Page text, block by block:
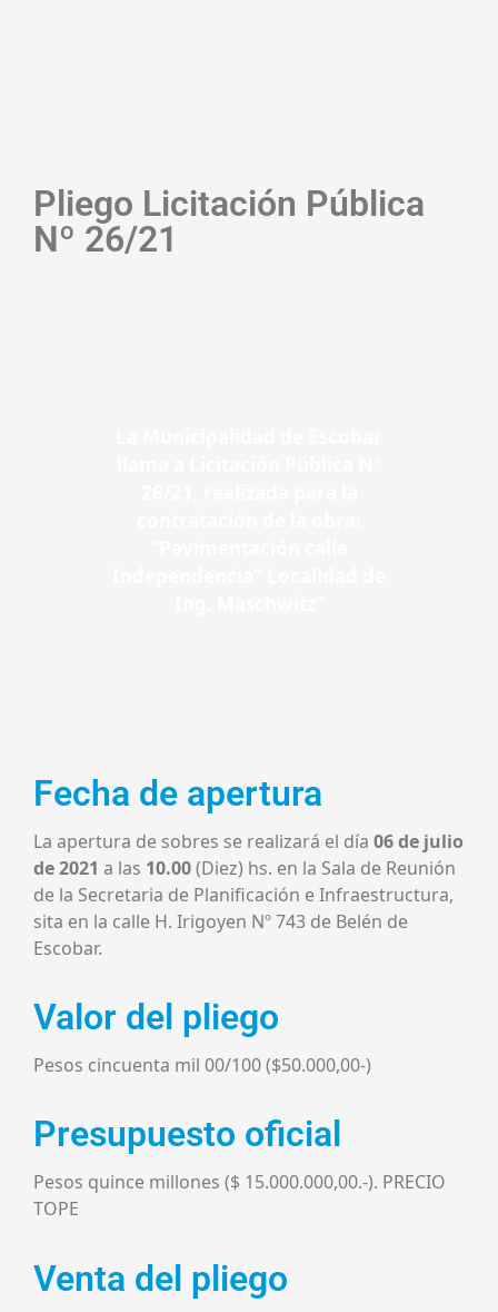
Pliego Licitación Pública
Nº 26/21
Fecha de apertura
La apertura de sobres se realizará el día 06 de julio
de 2021 a las 10.00(Diez) hs. en la Sala de Reunión
de la Secretaria de Planificación e Infraestructura,
sita en la calle H. Irigoyen Nº 743 de Belén de
Escobar.
Valor del pliego
Pesos cincuenta mil 00/100 ($50.000,00-)
Presupuesto oficial
Pesos quince millones ($ 15.000.000,00.-). PRECIO
TOPE
Venta del pliego